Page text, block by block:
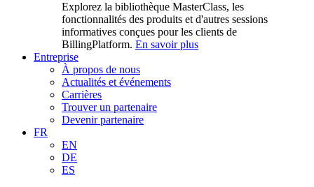
Explorez la bibliothèque MasterClass, les
fonctionnalités des produits et d'autres sessions
informatives conçues pour les clients de
BillingPlatform. En savoir plus
Entreprise
À propos de nous
Actualités et événements
Carrières
Trouver un partenaire
Devenir partenaire
FR
EN
DE
ES